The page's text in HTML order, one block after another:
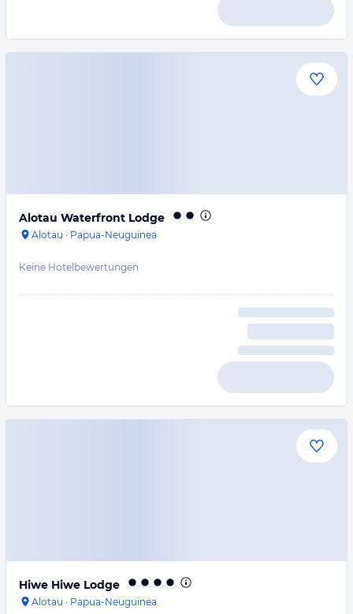
Alotau Waterfront Lodge
Alotau · Papua-Neuguinea
Keine Hotelbewertungen
Hiwe Hiwe Lodge
Alotau · Papua-Neuguinea